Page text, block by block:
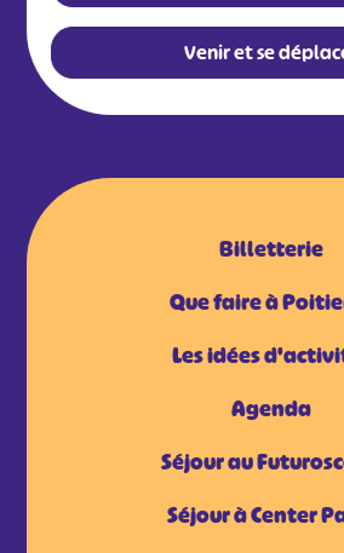
Venir et se
Billetterie
Que faire à
Les idées
Agenda
Séjour au
Séjour à Center